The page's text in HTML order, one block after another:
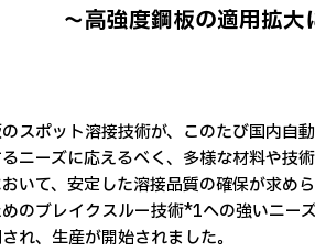
～高強度鋼板の適用拡大
スポット溶接技術が、このたび国内自
ニーズに応えるべく、多様な材料や技
いて、安定した溶接品質の確保が求め
のブレイクスルー技術*1への強いニー
れ、生産が開始されました。